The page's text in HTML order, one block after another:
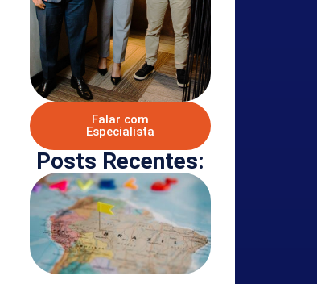
Falar com
Especialista
Posts Recentes: